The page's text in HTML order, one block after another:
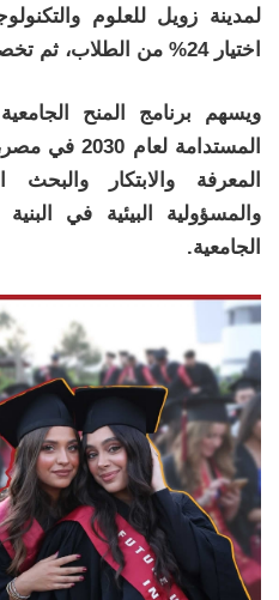
لمدينة زويل للعلوم
اختيار 24% من الطلاب، ثم تخصص الزراعة.
ويسهم برنامج المنح
المستدامة
المعرفة والابتكار والبحث
والمسؤولية البيئية في
الجامعية.